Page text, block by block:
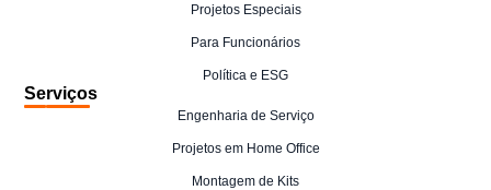
Projetos Especiais
Para Funcionários
Política e ESG
Serviços
Engenharia de Serviço
Projetos em Home Office
Montagem de Kits